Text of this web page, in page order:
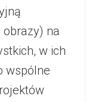
na
w ich
wspólne